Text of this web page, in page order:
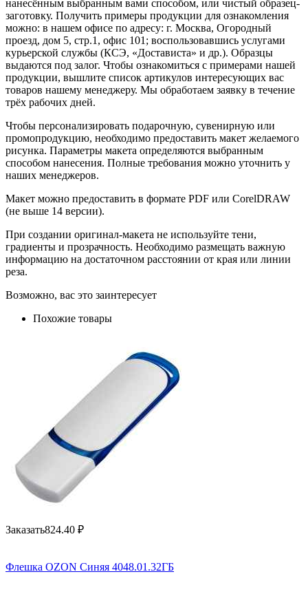
нанесённым выбранным вами способом, или чистый образец-
заготовку. Получить примеры продукции для ознакомления
можно: в нашем офисе по адресу: г. Москва, Огородный
проезд, дом 5, стр.1, офис 101; воспользовавшись услугами
курьерской службы (КСЭ, «Достависта» и др.). Образцы
выдаются под залог. Чтобы ознакомиться с примерами нашей
продукции, вышлите список артикулов интересующих вас
товаров нашему менеджеру. Мы обработаем заявку в течение
трёх рабочих дней.
Чтобы персонализировать подарочную, сувенирную или
промопродукцию, необходимо предоставить макет желаемого
рисунка. Параметры макета определяются выбранным
способом нанесения. Полные требования можно уточнить у
наших менеджеров.
Макет можно предоставить в формате PDF или CorelDRAW
(не выше 14 версии).
При создании оригинал-макета не используйте тени,
градиенты и прозрачность. Необходимо размещать важную
информацию на достаточном расстоянии от края или линии
реза.
Возможно, вас это заинтересует
Похожие товары
Заказать824.40 ₽
Флешка OZON Синяя 4048.01.32ГБ